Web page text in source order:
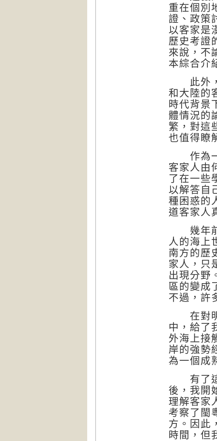
重在個別
證、政策
以客家是
歷史考證
來說，不
本綜合介
此外，
和大陸的
時代背景
體情況的
繁，對這
也值得瞭
作為一
客家人由
了在一些
以解答自
種困惑的
道客家人
幾年前
人的海上
南方的歷
家人，只
出現分野
區的變成
不過，許
在對明
中，給了
外海上接
岸的強勢
為一個成
有了這
後，我開
理解客家
考察了閩
方。因此
時間，但